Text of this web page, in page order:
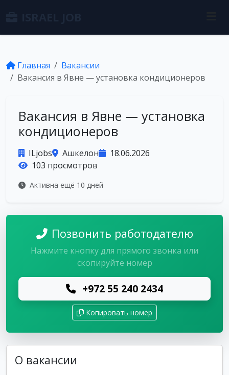
Главная
Вакансии
Вакансия в Явне — установка кондиционеров
Вакансия в Явне — установка
кондиционеров
ILjobs Ашкелон
18.06.2026
103 просмотров
Активна ещё 10 дней
Позвонить работодателю
Нажмите кнопку для прямого звонка или
скопируйте номер
+972 55 240 2434
Копировать номер
О вакансии